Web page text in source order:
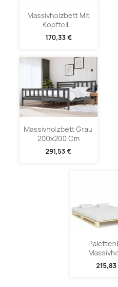
Massivholzbett Mit
Kopfteil...
170,33 €
Massivholzbett Grau
200x200 Cm
291,53 €